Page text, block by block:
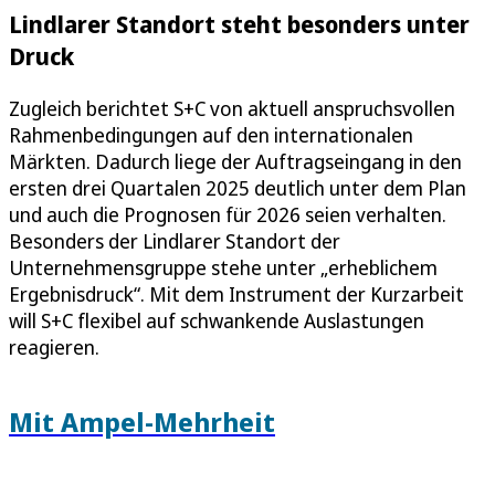
Lindlarer Standort steht besonders unter
Druck
Zugleich berichtet S+C von aktuell anspruchsvollen
Rahmenbedingungen auf den internationalen
Märkten. Dadurch liege der Auftragseingang in den
ersten drei Quartalen 2025 deutlich unter dem Plan
und auch die Prognosen für 2026 seien verhalten.
Besonders der Lindlarer Standort der
Unternehmensgruppe stehe unter „erheblichem
Ergebnisdruck“. Mit dem Instrument der Kurzarbeit
will S+C flexibel auf schwankende Auslastungen
reagieren.
Mit Ampel-Mehrheit